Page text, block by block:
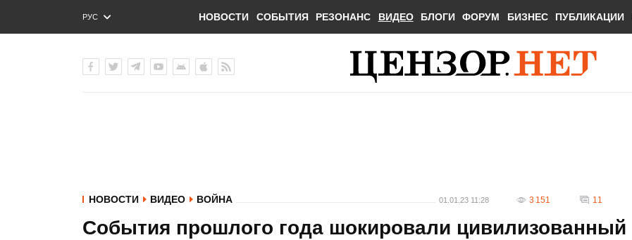
РУС
ENG
НОВОСТИ СОБЫТИЯ РЕЗОНАНС ВИДЕО БЛОГИ ФОРУМ БИЗНЕС ПУБЛИКАЦИИ
НОВОСТИ ВИДЕО ВОЙНА 01.01.23 11:28 3 151 11
События прошлого года шокировали цивилизованный